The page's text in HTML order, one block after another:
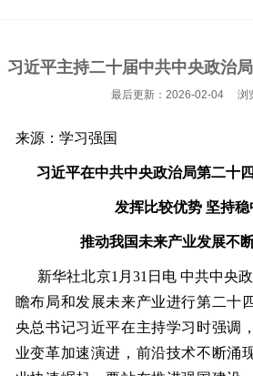
习近平主持二十届中共中央政治
最后更新：2026-02-04 浏
来源：学习强国
习近平在中共中央政治局第二十
发挥比较优势 坚持稳
推动我国未来产业发展不
新华社北京1月31日电 中共中央政
瞻布局和发展未来产业进行第二十
央总书记习近平在主持学习时强调
业变革加速演进，前沿技术不断涌